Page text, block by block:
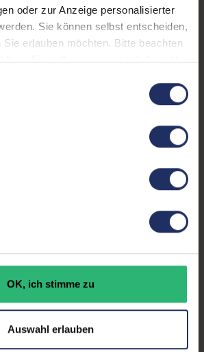
oder zur Anzeige personalisierter
Sie können selbst entscheiden,
Sie erlauben möchten. Bitte beachten
Ihrer Einstellungen, womöglich nicht
finden Sie in
OK, ich stimme zu
Auswahl erlauben
23,0 Zoll
1x Audio - Ausgang - 3.5 mm,
1x Audio - Eingang - 3.5 mm,
, Schwenkbar
60Hz
Ja
8806084531636